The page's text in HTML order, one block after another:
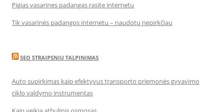
Pigias vasarines padangas rasite internetu
Tik vasarinės padangos internetu – naudotų nepirkčiau
SEO STRAIPSNIU TALPINIMAS
Auto supirkimas kaip efektyvus transporto priemonės gyvavimo
ciklo valdymo instrumentas